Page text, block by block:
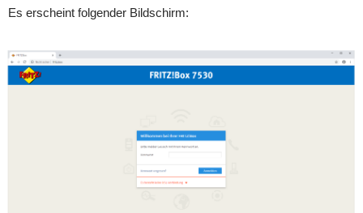
Es erscheint folgender Bildschirm: